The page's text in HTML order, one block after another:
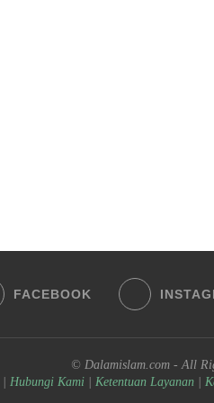
FACEBOOK
© Dalamislam.com - All
Hubungi Kami| Ketentuan Layanan|